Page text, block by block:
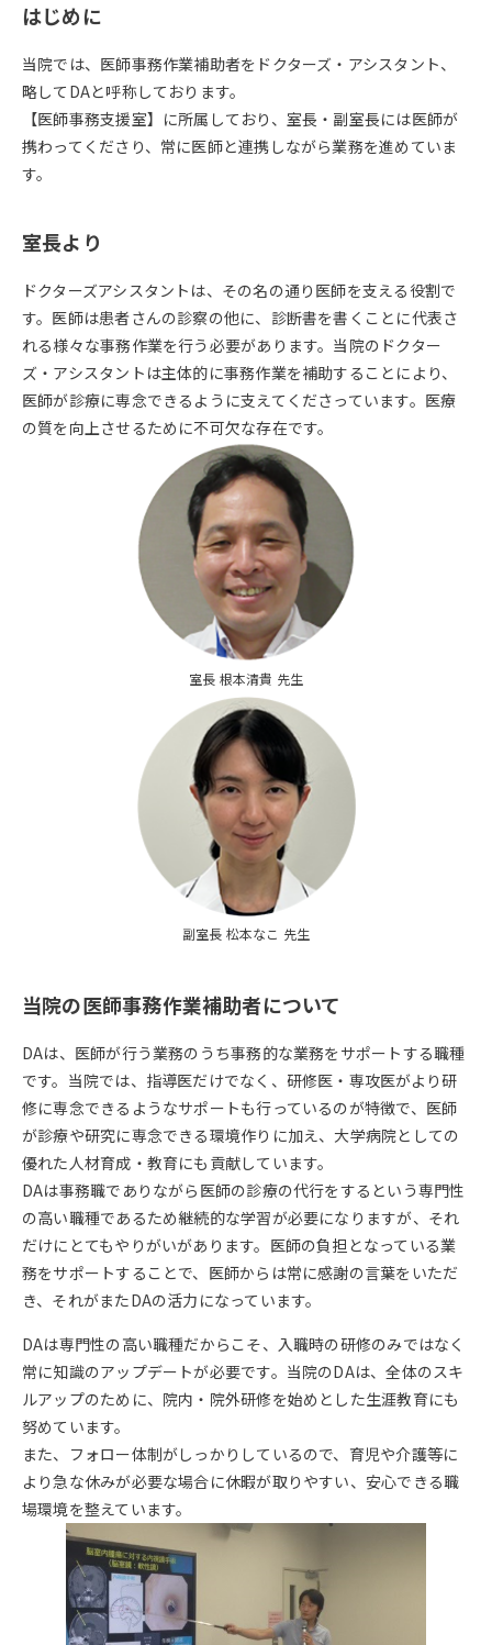
はじめに
当院では、医師事務作業補助者をドクターズ・アシスタント、
略してDAと呼称しております。
【医師事務支援室】に所属しており、室長・副室長には医師が
携わってくださり、常に医師と連携しながら業務を進めていま
す。
室長より
ドクターズアシスタントは、その名の通り医師を支える役割で
す。医師は患者さんの診察の他に、診断書を書くことに代表さ
れる様々な事務作業を行う必要があります。当院のドクター
ズ・アシスタントは主体的に事務作業を補助することにより、
医師が診療に専念できるように支えてくださっています。医療
の質を向上させるために不可欠な存在です。
室長 根本清貴 先生
副室長 松本なこ 先生
当院の医師事務作業補助者について
DAは、医師が行う業務のうち事務的な業務をサポートする職種
です。当院では、指導医だけでなく、研修医・専攻医がより研
修に専念できるようなサポートも行っているのが特徴で、医師
が診療や研究に専念できる環境作りに加え、大学病院としての
優れた人材育成・教育にも貢献しています。
DAは事務職でありながら医師の診療の代行をするという専門性
の高い職種であるため継続的な学習が必要になりますが、それ
だけにとてもやりがいがあります。医師の負担となっている業
務をサポートすることで、医師からは常に感謝の言葉をいただ
き、それがまたDAの活力になっています。
DAは専門性の高い職種だからこそ、入職時の研修のみではなく
常に知識のアップデートが必要です。当院のDAは、全体のスキ
ルアップのために、院内・院外研修を始めとした生涯教育にも
努めています。
また、フォロー体制がしっかりしているので、育児や介護等に
より急な休みが必要な場合に休暇が取りやすい、安心できる職
場環境を整えています。